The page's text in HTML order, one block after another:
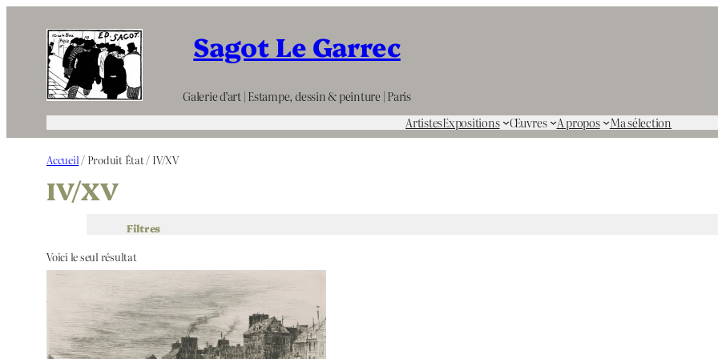
contenu
Sagot Le Garrec
Galerie d’art | Estampe, dessin & peinture | Paris
ArtistesExpositions Œuvres A propos Ma sélection
Accueil / Produit État / IV/XV
IV/XV
Filtres
Voici le seul résultat